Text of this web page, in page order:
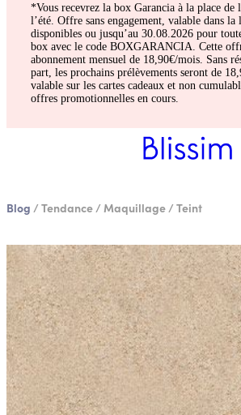
*Vous recevrez la box Garancia à la place de
l’été. Offre sans engagement, valable dans la
disponibles ou jusqu’au 30.08.2026 pour
box avec le code BOXGARANCIA. Cette
abonnement mensuel de 18,90€/mois. Sans
part, les prochains prélèvements seront de
valable sur les cartes cadeaux et non
offres promotionnelles en cours.
Blog / Tendance/ Maquillage/ Teint